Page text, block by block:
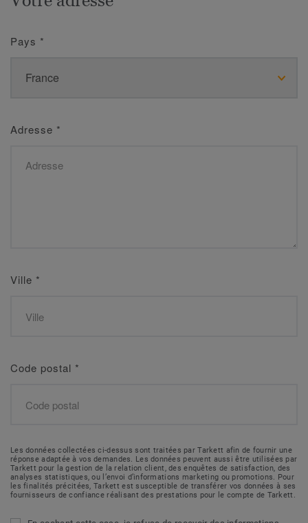
Pays *
Adresse *
Ville *
Code postal *
Les données collectées ci-dessus sont traitées par Tarkett afin de fournir une
réponse adaptée à vos demandes. Les données peuvent aussi être utilisées par
Tarkett pour la gestion de la relation client, des enquêtes de satisfaction, des
analyses statistiques, ou l’envoi d’informations marketing ou promotions. Pour
les finalités précitées, Tarkett est susceptible de transférer vos données à ses
fournisseurs de confiance réalisant des prestations pour le compte de Tarkett.